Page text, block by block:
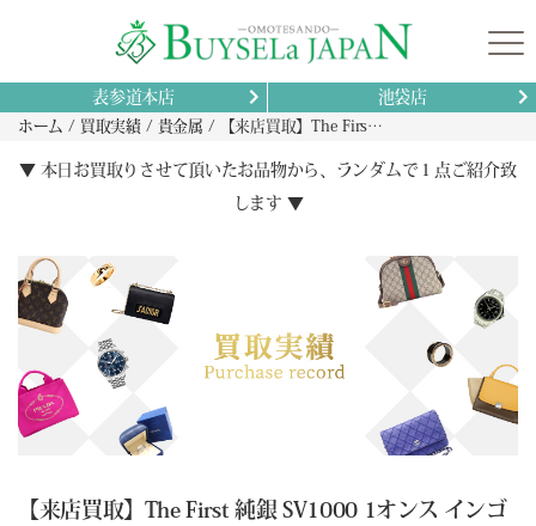
表参道本店 池袋店
ホーム 買取実績 貴金属 【来店買取】The First 純銀 SV1000 1オンス インゴットの価値の見方と来店査定のポイント｜保存状態から相場まで
▼ 本日お買取りさせて頂いたお品物から、ランダムで１点ご紹介致
します ▼
【来店買取】The First 純銀 SV1000 1オンス インゴ